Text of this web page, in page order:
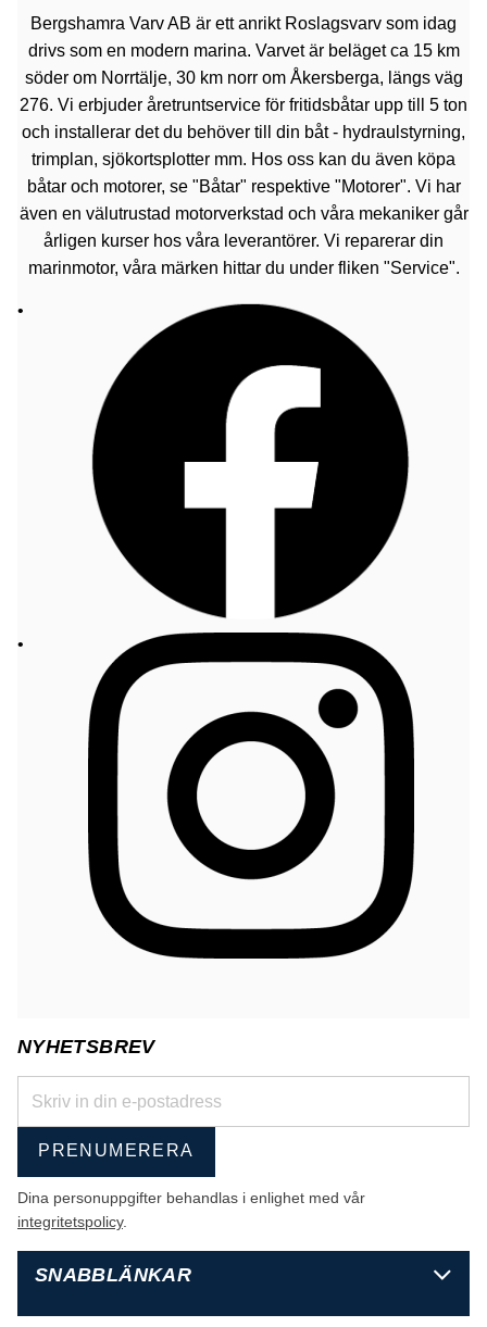
Bergshamra Varv AB är ett anrikt Roslagsvarv som idag
drivs som en modern marina. Varvet är beläget ca 15 km
söder om Norrtälje, 30 km norr om Åkersberga, längs väg
276. Vi erbjuder åretruntservice för fritidsbåtar upp till 5 ton
och installerar det du behöver till din båt - hydraulstyrning,
trimplan, sjökortsplotter mm. Hos oss kan du även köpa
båtar och motorer, se "Båtar" respektive "Motorer". Vi har
även en välutrustad motorverkstad och våra mekaniker går
årligen kurser hos våra leverantörer. Vi reparerar din
marinmotor, våra märken hittar du under fliken "Service".
NYHETSBREV
PRENUMERERA
Dina personuppgifter behandlas i enlighet med vår
integritetspolicy.
SNABBLÄNKAR